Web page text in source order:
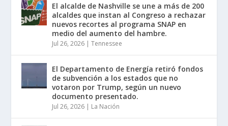
El alcalde de Nashville se une a más de 200
alcaldes que instan al Congreso a rechazar
nuevos recortes al programa SNAP en
medio del aumento del hambre.
Jul 26, 2026 |Tennessee
El Departamento de Energía retiró fondos
de subvención a los estados que no
votaron por Trump, según un nuevo
documento presentado.
Jul 26, 2026 | La Nación